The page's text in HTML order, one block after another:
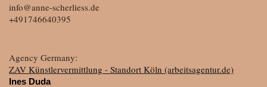
info@anne-scherliess.de
+491746640395
Agency Germany:
ZAV Künstlervermittlung - Standort Köln (arbeitsagentur.de)
Ines Duda